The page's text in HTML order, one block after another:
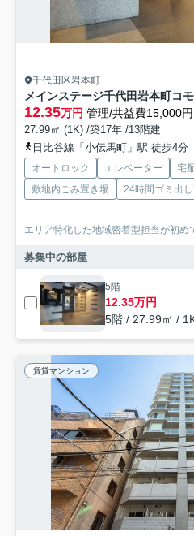
千代田区岩本町
メインステージ千代田岩本町コ
12.35万円 管理/共益費15,000円
27.99㎡ (1K) /築17年 /13階建
日比谷線「小伝馬町」駅 徒歩4分
オートロック エレベーター 宅
敷地内ごみ置き場
24時間ゴミ出
エリア特化した地域密着型担当が初め
募集中の部屋
5階
12.35万円
5階 / 27.99㎡ /
賃貸マンション